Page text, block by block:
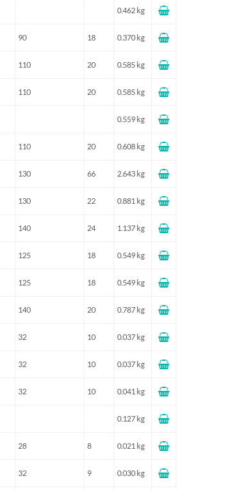
0.462 kg
90 18 0.370 kg
110 20 0.585 kg
110 20 0.585 kg
0.559 kg
110 20 0.608 kg
130 66 2.643 kg
130 22 0.881 kg
140 24 1.137 kg
125 18 0.549 kg
125 18 0.549 kg
140 20 0.787 kg
32 10 0.037 kg
32 10 0.037 kg
32 10 0.041 kg
0.127 kg
28 8 0.021 kg
32 9 0.030 kg